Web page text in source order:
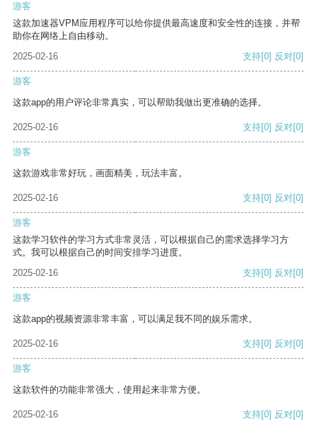
游客
这款加速器VPM应用程序可以给你提供最高速度和安全性的连接，并帮
助你在网络上自由移动。
2025-02-16
支持[0] 反对[0]
游客
这款app的用户评论非常真实，可以帮助我做出更准确的选择。
2025-02-16 支持[0] 反对[0]
游客
这款游戏非常好玩，画面精美，玩法丰富。
2025-02-16 支持[0] 反对[0]
游客
这款学习软件的学习方式非常灵活，可以根据自己的需求选择学习方
式。我可以根据自己的时间安排学习进度。
2025-02-16
支持[0] 反对[0]
游客
这款app的视频资源非常丰富，可以满足我不同的娱乐需求。
2025-02-16 支持[0] 反对[0]
游客
这款软件的功能非常强大，使用起来非常方便。
2025-02-16 支持[0] 反对[0]